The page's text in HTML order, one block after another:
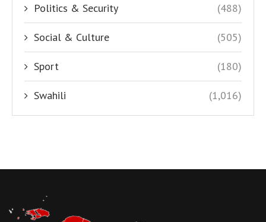
Politics & Security (488)
Social & Culture (505)
Sport (180)
Swahili (1,016)